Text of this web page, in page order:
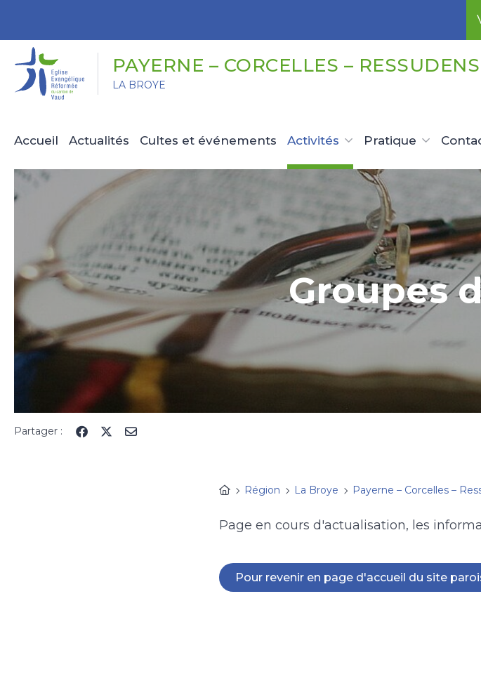
PAYERNE – CORCELLES – RESSUDENS
LA BROYE
Accueil Actualités Cultes et événements Activités Pratique
Groupes
Partager :
Région La Broye Payerne – Corcelles –
Page en cours d'actualisation, les
Pour revenir en page d'accueil du site